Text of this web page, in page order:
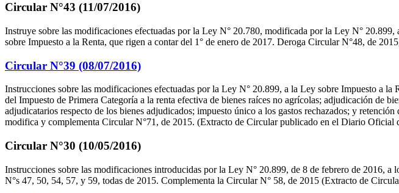
Circular N°43 (11/07/2016)
Instruye sobre las modificaciones efectuadas por la Ley N° 20.780, modificada por la Ley N°
sobre Impuesto a la Renta, que rigen a contar del 1° de enero de 2017. Deroga Circular N°48, de
Circular N°39 (08/07/2016)
Instrucciones sobre las modificaciones efectuadas por la Ley N° 20.899, a la Ley sobre Impuesto a
del Impuesto de Primera Categoría a la renta efectiva de bienes raíces no agrícolas; adjudicación de
adjudicatarios respecto de los bienes adjudicados; impuesto único a los gastos rechazados; y
modifica y complementa Circular N°71, de 2015. (Extracto de Circular publicado en el Diario Oficial
Circular N°30 (10/05/2016)
Instrucciones sobre las modificaciones introducidas por la Ley N° 20.899, de 8 de febrero de 2016,
N°s 47, 50, 54, 57, y 59, todas de 2015. Complementa la Circular N° 58, de 2015 (Extracto de